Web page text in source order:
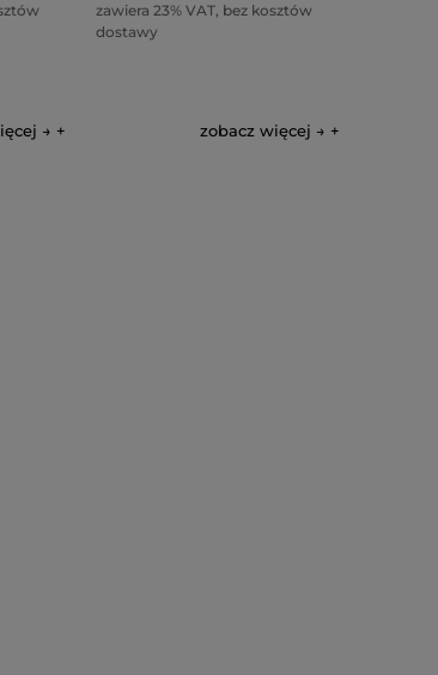
→
zawiera 23% VAT, bez kosztów
dostawy
zobacz więcej →